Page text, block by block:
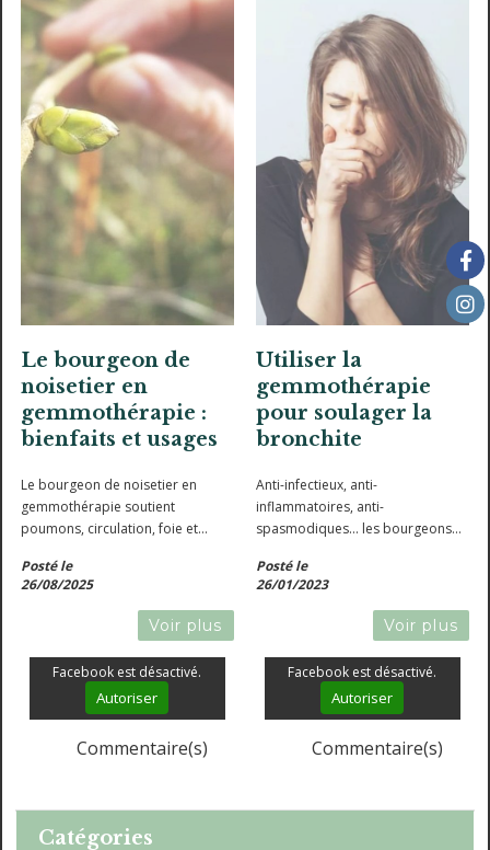
Le bourgeon de
noisetier en
gemmothérapie :
bienfaits et usages
Le bourgeon de noisetier en
gemmothérapie soutient
poumons, circulation, foie et
équilibre naturel complet.
Posté le
26/08/2025
Voir plus
Facebook est désactivé.
Autoriser
Commentaire(s)
Utiliser la
gemmothérapie
pour soulager la
bronchite
Anti-infectieux, anti-
inflammatoires, anti-
spasmodiques... les bourgeons
soutenir l'organisme en cas de
bronchite.
Posté le
26/01/2023
Voir plus
Facebook est désactivé.
Autoriser
Commentaire(s)
Catégories